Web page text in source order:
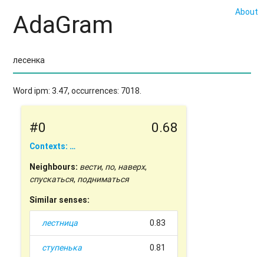
About
AdaGram
Word ipm: 3.47, occurrences: 7018.
#0 0.68
Contexts: …
Neighbours: вести, по, наверх,
спускаться, подниматься
Similar senses:
лестница 0.83
ступенька 0.81